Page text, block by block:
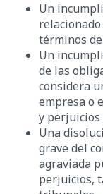
Un
términos
Un
de las
considera
empresa o
y perjuicios
Una
grave del
agraviada
perjuicios,